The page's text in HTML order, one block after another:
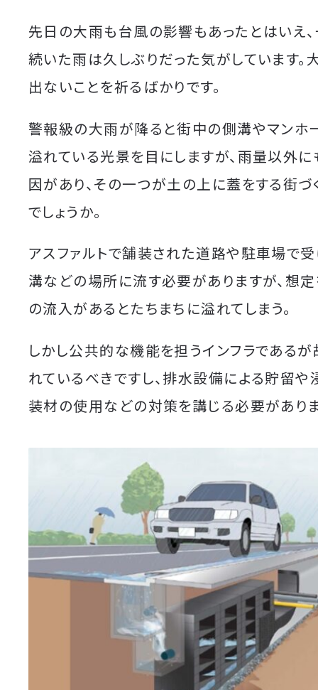
先日の大雨も台風の影響もあったとはいえ
続いた雨は久しぶりだった気がしています。
出ないことを祈るばかりです。
警報級の大雨が降ると街中の側溝やマンホ
溢れている光景を目にしますが、雨量以外
因があり、その一つが土の上に蓋をする街づ
でしょうか。
アスファルトで舗装された道路や駐車場で
溝などの場所に流す必要がありますが、想
の流入があるとたちまちに溢れてしまう。
しかし公共的な機能を担うインフラである
れているべきですし、排水設備による貯留や
装材の使用などの対策を講じる必要があり